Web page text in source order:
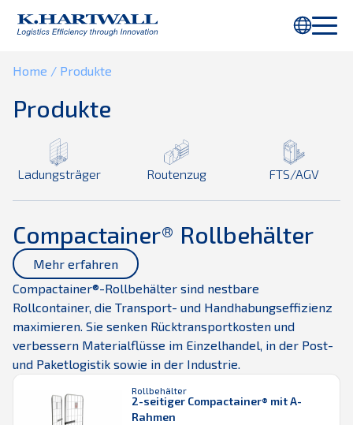
Home / Produkte
Produkte
Ladungsträger Routenzug FTS/AGV
Compactainer® Rollbehälter
Mehr erfahren
Compactainer®-Rollbehälter sind nestbare
Rollcontainer, die Transport- und Handhabungseffizienz
maximieren. Sie senken Rücktransportkosten und
verbessern Materialflüsse im Einzelhandel, in der Post-
und Paketlogistik sowie in der Industrie.
Rollbehälter
2-seitiger Compactainer® mit A-
Rahmen